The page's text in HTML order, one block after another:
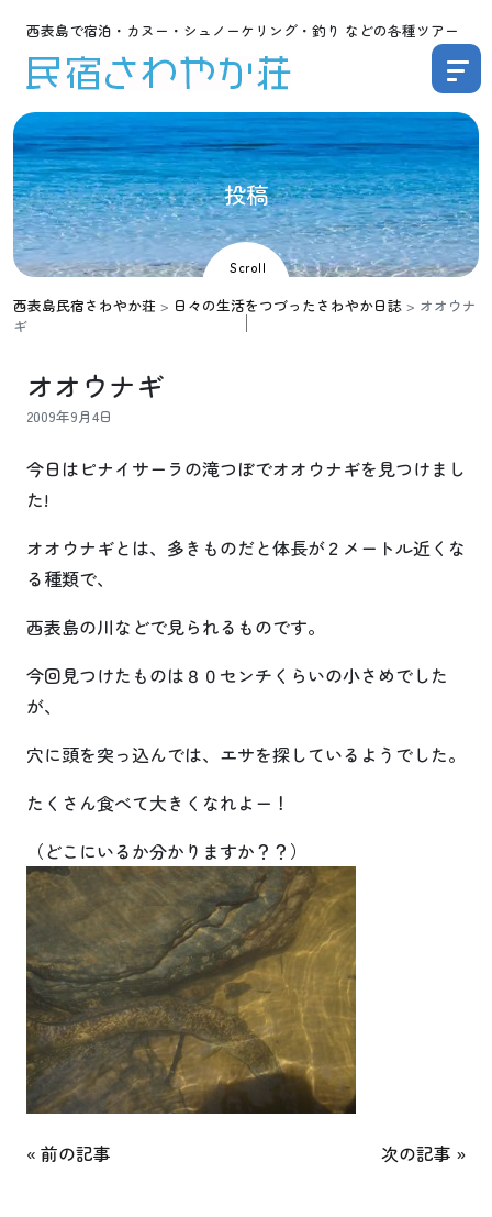
西表島で宿泊・カヌー・シュノーケリング・釣り などの各種ツアー
投稿
Scroll
西表島民宿さわやか荘 > 日々の生活をつづったさわやか日誌 > オオウナ
ギ
オオウナギ
2009年9月4日
今日はピナイサーラの滝つぼでオオウナギを見つけまし
た!
オオウナギとは、多きものだと体長が２メートル近くな
る種類で、
西表島の川などで見られるものです。
今回見つけたものは８０センチくらいの小さめでした
が、
穴に頭を突っ込んでは、エサを探しているようでした。
たくさん食べて大きくなれよー！
（どこにいるか分かりますか？？）
« 前の記事 次の記事 »